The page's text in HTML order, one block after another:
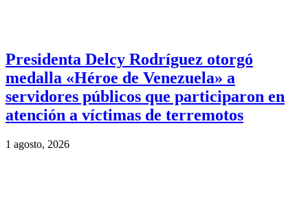
Presidenta Delcy Rodríguez otorgó
medalla «Héroe de Venezuela» a
servidores públicos que participaron en
atención a víctimas de terremotos
1 agosto, 2026